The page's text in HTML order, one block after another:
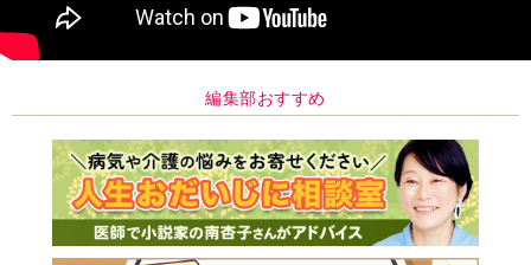
編集部おすすめ